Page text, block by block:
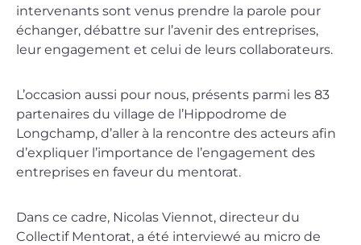
intervenants sont venus prendre la parole pour
échanger, débattre sur l’avenir des entreprises,
leur engagement et celui de leurs collaborateurs.
L’occasion aussi pour nous, présents parmi les 83
partenaires du village de l’Hippodrome de
Longchamp, d’aller à la rencontre des acteurs afin
d’expliquer l’importance de l’engagement des
entreprises en faveur du mentorat.
Dans ce cadre, Nicolas Viennot, directeur du
Collectif Mentorat, a été interviewé au micro de